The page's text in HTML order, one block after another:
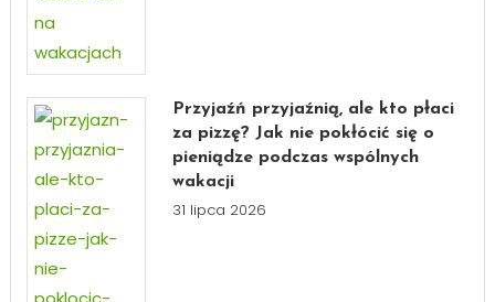
Przyjaźń przyjaźnią, ale kto płaci
za pizzę? Jak nie pokłócić się o
pieniądze podczas wspólnych
wakacji
31 lipca 2026